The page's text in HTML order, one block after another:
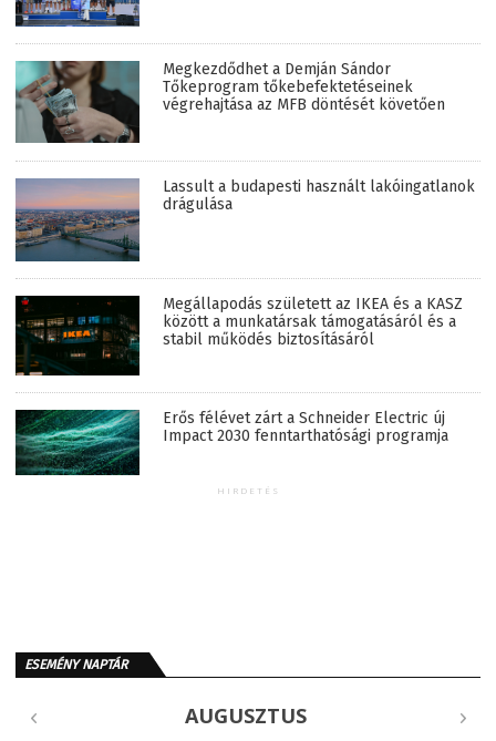
Megkezdődhet a Demján Sándor
Tőkeprogram tőkebefektetéseinek
végrehajtása az MFB döntését követően
Lassult a budapesti használt lakóingatlanok
drágulása
Megállapodás született az IKEA és a KASZ
között a munkatársak támogatásáról és a
stabil működés biztosításáról
Erős félévet zárt a Schneider Electric új
Impact 2030 fenntarthatósági programja
HIRDETÉS
ESEMÉNY NAPTÁR
AUGUSZTUS